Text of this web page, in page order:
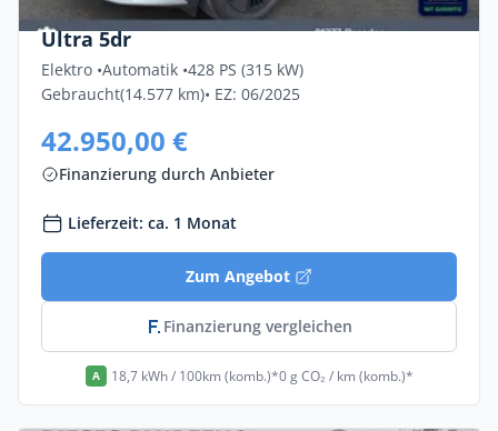
Volvo Ex30 Twin Motor Performance AWD
Ultra 5dr
Elektro •Automatik •428 PS (315 kW)
Gebraucht(14.577 km)• EZ: 06/2025
42.950,00 €
Finanzierung durch Anbieter
Lieferzeit: ca. 1 Monat
Zum Angebot
Finanzierung vergleichen
A 18,7 kWh / 100km (komb.)*0 g CO₂ / km (komb.)*